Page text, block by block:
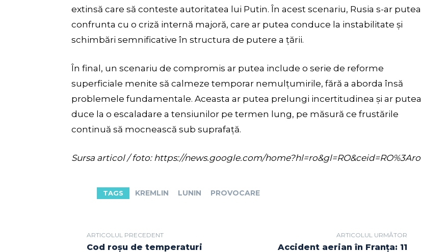
extinsă care să conteste autoritatea lui Putin. În acest scenariu, Rusia s-ar putea
confrunta cu o criză internă majoră, care ar putea conduce la instabilitate și
schimbări semnificative în structura de putere a țării.
În final, un scenariu de compromis ar putea include o serie de reforme
superficiale menite să calmeze temporar nemulțumirile, fără a aborda însă
problemele fundamentale. Aceasta ar putea prelungi incertitudinea și ar putea
duce la o escaladare a tensiunilor pe termen lung, pe măsură ce frustările
continuă să mocnească sub suprafață.
Sursa articol / foto: https://news.google.com/home?hl=ro&gl=RO&ceid=RO%3Aro
TAGS KREMLIN LUNIN PROVOCARE
ARTICOLUL PRECEDENT
Cod roșu de temperaturi
ARTICOLUL URMĂTOR
Accident aerian în Franța: 11